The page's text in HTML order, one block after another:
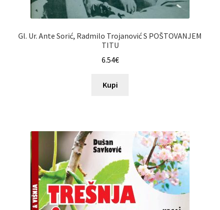
Gl. Ur. Ante Sorić, Radmilo Trojanović S POŠTOVANJEM
TITU
6.54€
Kupi